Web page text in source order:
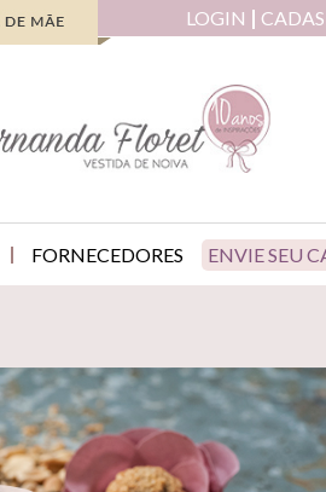
LOGIN
FORNECEDORES ENVIE SEU